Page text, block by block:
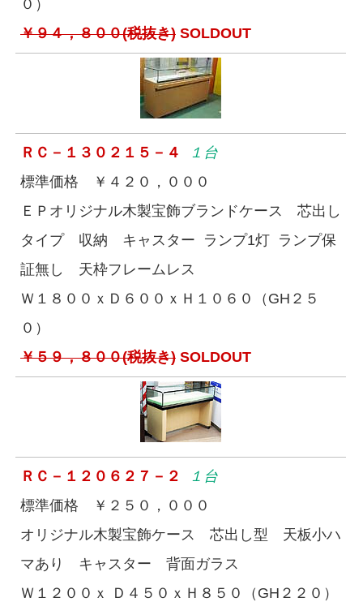
０）
￥９４，８００(税抜き) SOLDOUT
ＲＣ－１３０２１５－４
１台
標準価格 ￥４２０，０００
ＥＰオリジナル木製宝飾ブランドケース 芯出し
タイプ 収納 キャスター ランプ1灯 ランプ保
証無し 天枠フレームレス
Ｗ１８００ｘＤ６００ｘＨ１０６０（GH２５
０）
￥５９，８００(税抜き) SOLDOUT
ＲＣ－１２０６２７－２
１台
標準価格 ￥２５０，０００
オリジナル木製宝飾ケース 芯出し型 天板小ハ
マあり キャスター 背面ガラス
Ｗ１２００ｘ Ｄ４５０ｘＨ８５０（GH２２０）